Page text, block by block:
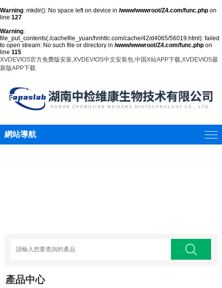
Warning: mkdir(): No space left on device in /www/wwwroot/Z4.com/func.php on
line 127
Warning:
file_put_contents(./cachefile_yuan/hnhtlc.com/cache/42/d4065/56019.html): failed
to open stream: No such file or directory in /www/wwwroot/Z4.com/func.php on
line 115
XVDEVIOS官方免费版安装,XVDEVIOS中文安装包,中国X站APP下载,XVDEVIOS最
新版APP下载
網站導航
產品中心